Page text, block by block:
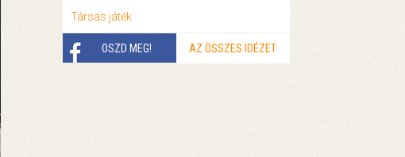
Társas játék
OSZD MEG! AZ ÖSSZES IDÉZET